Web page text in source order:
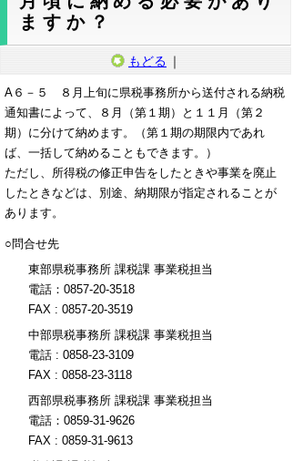
ますか？
もどる ｜
A６－５ ８月上旬に県税事務所から送付される納税
通知書によって、８月（第１期）と１１月（第２
期）に分けて納めます。（第１期の期限内であれ
ば、一括して納めることもできます。）
ただし、所得税の修正申告をしたときや事業を廃止
したときなどは、別途、納期限が指定されることが
あります。
○問合せ先
東部県税事務所 課税課 事業税担当
電話：0857-20-3518
FAX : 0857-20-3519
中部県税事務所 課税課 事業税担当
電話 : 0858-23-3109
FAX : 0858-23-3118
西部県税事務所 課税課 事業税担当
電話：0859-31-9626
FAX : 0859-31-9613